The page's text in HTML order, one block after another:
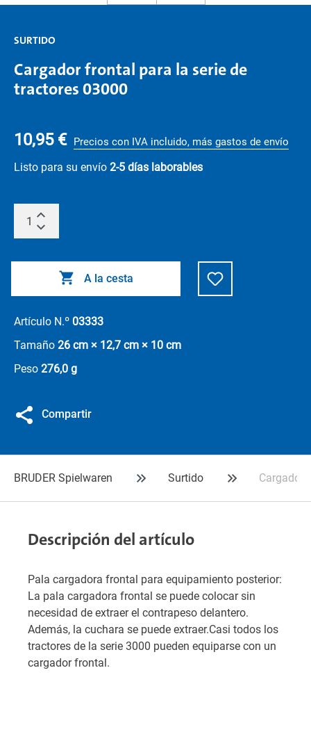
SURTIDO
Cargador frontal para la serie de
tractores 03000
10,95 € Precios con IVA incluido, más gastos de envío
Listo para su envío 2-5 días laborables
A la cesta
Artículo N.º 03333
Tamaño 26 cm × 12,7 cm × 10 cm
Peso 276,0 g
Compartir
BRUDER Spielwaren Surtido Cargador
Descripción del artículo
Pala cargadora frontal para equipamiento posterior:
La pala cargadora frontal se puede colocar sin
necesidad de extraer el contrapeso delantero.
Además, la cuchara se puede extraer.Casi todos los
tractores de la serie 3000 pueden equiparse con un
cargador frontal.